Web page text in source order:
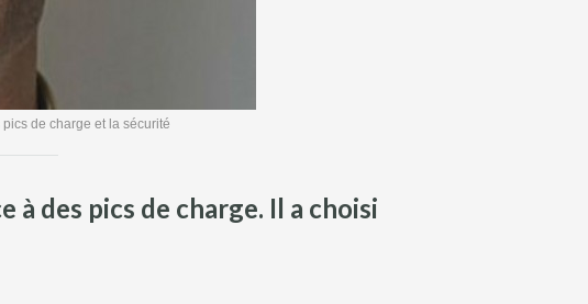
de charge et la sécurité
des pics de charge. Il a choisi